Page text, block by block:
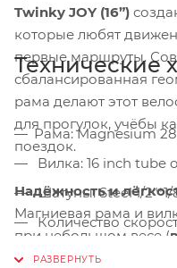
Twinky JOY (16”)
которые любят
первые маршруты.
сбалансированная
рама делают этот
для прогулок, учёбы
поездок.
Надёжность и
Магниевая рама и
при небольшом весе (
ребёнку легко
Технические
Рама: Magnesium
Вилка: 16 inch tube
Шатуны: Steel 1/
Количество
Цепь: Steel 1/2*1/